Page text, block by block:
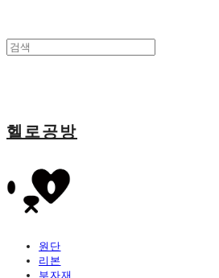
헬로공방
원단
리본
부자재